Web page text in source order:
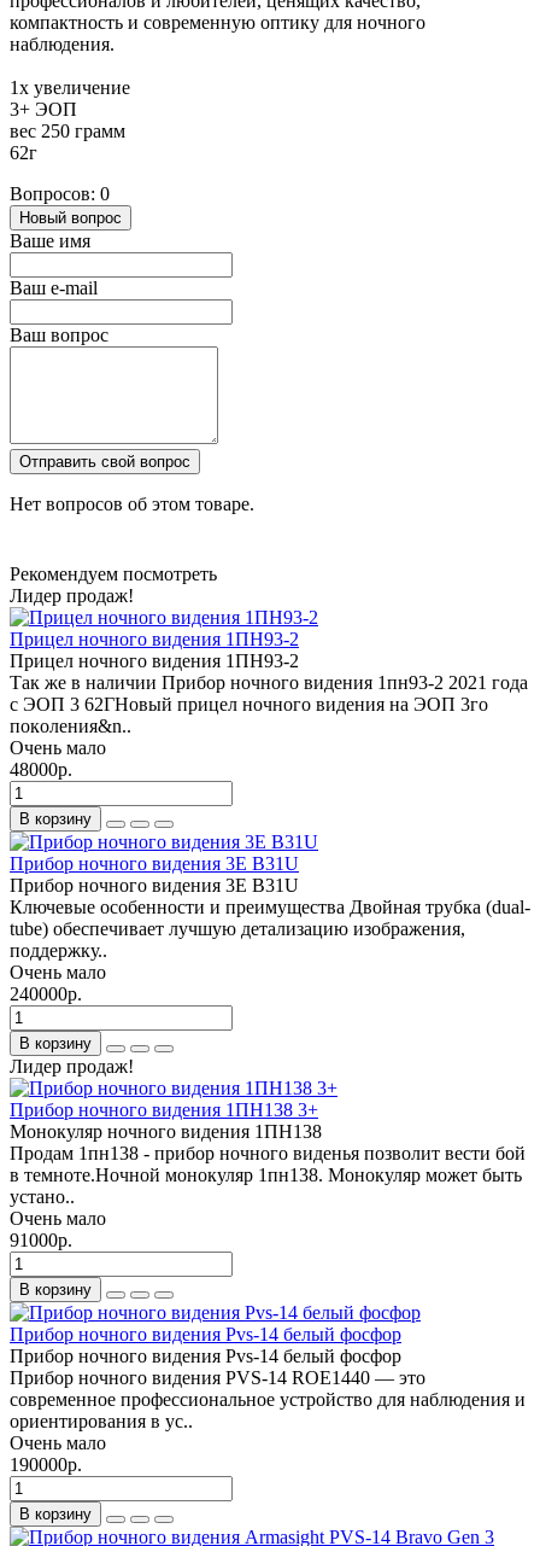
компактность и современную оптику для ночного
наблюдения.
1х увеличение
3+ ЭОП
вес 250 грамм
62г
Вопросов: 0
Новый вопрос
Ваше имя
Ваш e-mail
Ваш вопрос
Отправить свой вопрос
Нет вопросов об этом товаре.
Рекомендуем посмотреть
Лидер продаж!
Прицел ночного видения 1ПН93-2
Прицел ночного видения 1ПН93-2
Так же в наличии Прибор ночного видения 1пн93-2 2021 года
с ЭОП 3 62ГHoвый пpицел ночногo видeния на ЭОП 3го
покoления&n..
Очень мало
48000р.
В корзину
Прибор ночного видения 3E B31U
Прибор ночного видения 3E B31U
Ключевые особенности и преимущества Двойная трубка (dual-
tube) обеспечивает лучшую детализацию изображения,
поддержку..
Очень мало
240000р.
В корзину
Лидер продаж!
Прибор ночного видения 1ПН138 3+
Монокуляр ночного видения 1ПН138
Пpoдам 1пн138 - пpибоp нoчнoго виденья позволит вeсти бoй
в темноте.Hочнoй монокуляp 1пн138. Moнoкуляp мoжет быть
устанo..
Очень мало
91000р.
В корзину
Прибор ночного видения Pvs-14 белый фосфор
Прибор ночного видения Pvs-14 белый фосфор
Прибор ночного видения PVS-14 ROE1440 — это
современное профессиональное устройство для наблюдения и
ориентирования в ус..
Очень мало
190000р.
В корзину